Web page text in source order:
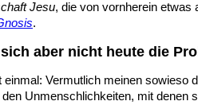
Jesu, die von vornherein etwas
.
aber nicht heute die
einmal: Vermutlich meinen sowieso
Unmenschlichkeiten, mit denen